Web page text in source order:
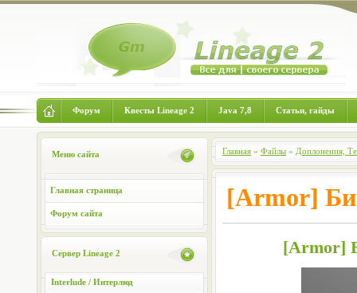
Форум Квесты Lineage 2 Java 7,8 Статьи, гайды
Меню сайта
Главная страница
Форум сайта
Сервер Lineage 2
Interlude / Интерлюд
Главная » Файлы » Доплонения,
[Armor]
[Armor]